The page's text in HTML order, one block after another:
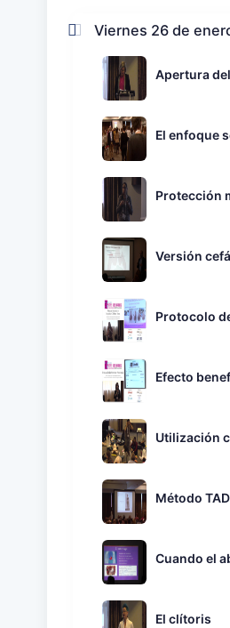
Viernes 26 de
Apertura
El enfoque
Protección
Versión
Protocolo
Efecto
Utilización
Método
Cuando el
El clítoris